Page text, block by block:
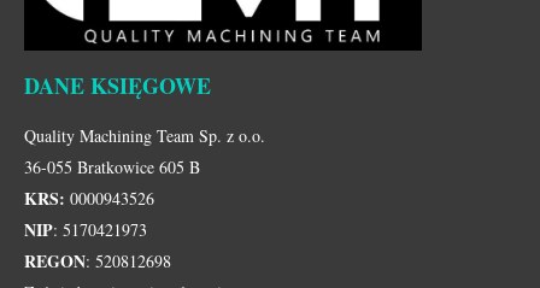
DANE KSIĘGOWE
Quality Machining Team Sp. z o.o.
36-055 Bratkowice 605 B
KRS: 0000943526
NIP: 5170421973
REGON: 520812698